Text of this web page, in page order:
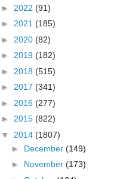
► 2022 (91)
► 2021 (185)
► 2020 (82)
► 2019 (182)
► 2018 (515)
► 2017 (341)
► 2016 (277)
► 2015 (822)
▼ 2014 (1807)
► December (149)
► November (173)